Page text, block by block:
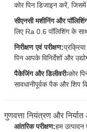
कोर पिन डिजाइन करें,
सीएनसी मशीनिंग और
लिए Ra 0.6 पॉलिशिंग के
निरीक्षण एवं परीक्षण:
पिन आपके विनिर्देशों और
पैकेजिंग और डिलीवरीःकोर
सावधानीपूर्वक पैक और शिप
गुणवत्ता नियंत्रण और
आंतरिक परीक्षण:हम